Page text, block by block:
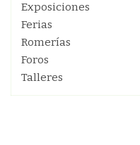
Exposiciones
Ferias
Romerías
Foros
Talleres